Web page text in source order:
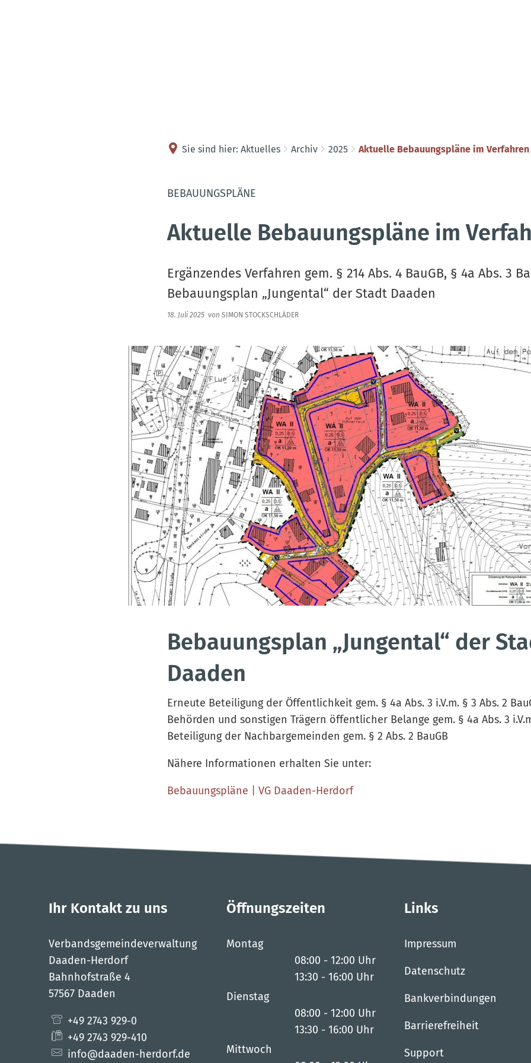
Sie sind hier: Aktuelles Archiv 2025 Aktuelle Bebauungspläne im Verfahren
BEBAUUNGSPLÄNE
Aktuelle Bebauungspläne im
Ergänzendes Verfahren gem. § 214 Abs. 4 BauGB, § 4a Abs. 3
Bebauungsplan „Jungental“ der Stadt Daaden
18. Juli 2025 von SIMON STOCKSCHLÄDER
Bebauungsplan „Jungental“ der
Daaden
Erneute Beteiligung der Öffentlichkeit gem. § 4a Abs. 3 i.V.m. § 3 Abs. 2
Behörden und sonstigen Trägern öffentlicher Belange gem. § 4a Abs. 3
Beteiligung der Nachbargemeinden gem. § 2 Abs. 2 BauGB
Nähere Informationen erhalten Sie unter:
Bebauungspläne | VG Daaden-Herdorf
Ihr Kontakt zu uns
Verbandsgemeindeverwaltung
Daaden-Herdorf
Bahnhofstraße 4
57567 Daaden
+49 2743 929-0
+49 2743 929-410
info@daaden-herdorf.de
Öffnungszeiten
Montag
08:00 - 12:00 Uhr
Von 08:00 bis 12:00 Uhr
13:30 - 16:00 Uhr
Von 13:30 bis 16:00 Uhr
Dienstag
08:00 - 12:00 Uhr
Von 08:00 bis 12:00 Uhr
13:30 - 16:00 Uhr
Von 13:30 bis 16:00 Uhr
Mittwoch
Links
Impressum
Datenschutz
Bankverbindungen
Barrierefreiheit
Support